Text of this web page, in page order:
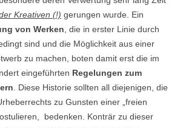
Kreativen (!) gerungen wurde. Ein
von Werken , die in erster Linie durch
sind und die Möglichkeit aus einer
zu machen, boten damit erst die im
eingeführten Regelungen zum
. Diese Historie sollten all diejenigen, die
zu Gunsten einer „freien
bedenken. Konträr zu dieser